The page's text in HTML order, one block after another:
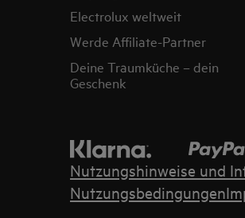
Electrolux weltweit
Werde Affiliate-Partner
Deine Traumküche – dein
Geschenk
Nutzungshinweise und
Nutzungsbedingungen